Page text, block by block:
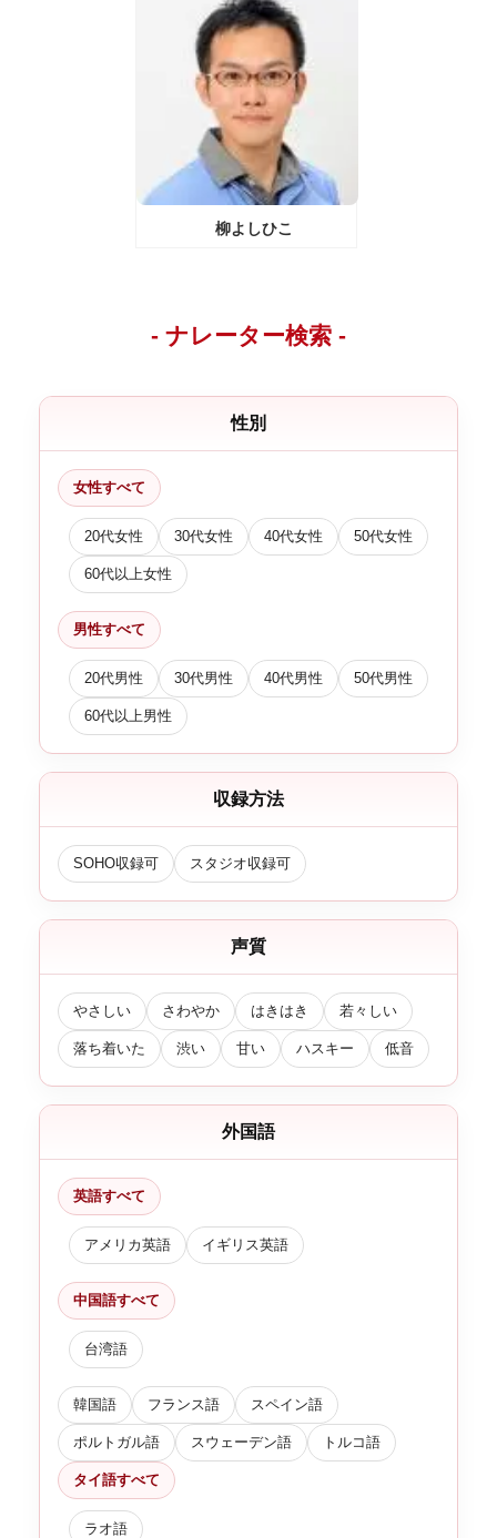
柳よしひこ
- ナレーター検索 -
性別
女性すべて
20代女性 30代女性 40代女性 50代女性
60代以上女性
男性すべて
20代男性 30代男性 40代男性 50代男性
60代以上男性
収録方法
SOHO収録可 スタジオ収録可
声質
やさしい さわやか はきはき 若々しい
落ち着いた 渋い 甘い ハスキー 低音
外国語
英語すべて
アメリカ英語 イギリス英語
中国語すべて
台湾語
韓国語 フランス語 スペイン語
ポルトガル語 スウェーデン語 トルコ語
タイ語すべて
ラオ語